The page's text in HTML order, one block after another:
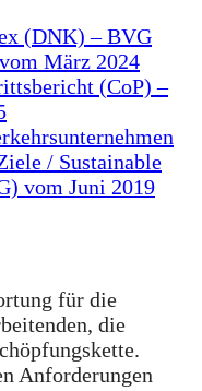
(DNK) – BVG
März 2024
(CoP) –
/ Sustainable
vom Juni 2019
für die
die
Anforderungen